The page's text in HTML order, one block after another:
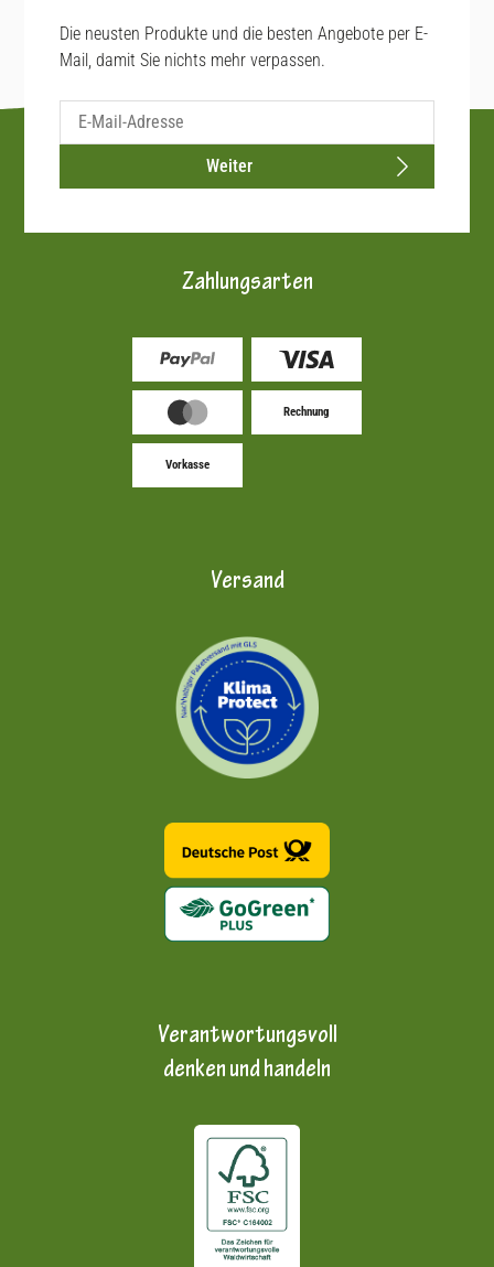
Die neusten Produkte und die besten Angebote per E-
Mail, damit Sie nichts mehr verpassen.
Weiter
Zahlungsarten
Rechnung
Vorkasse
Versand
Verantwortungsvoll
denken und handeln